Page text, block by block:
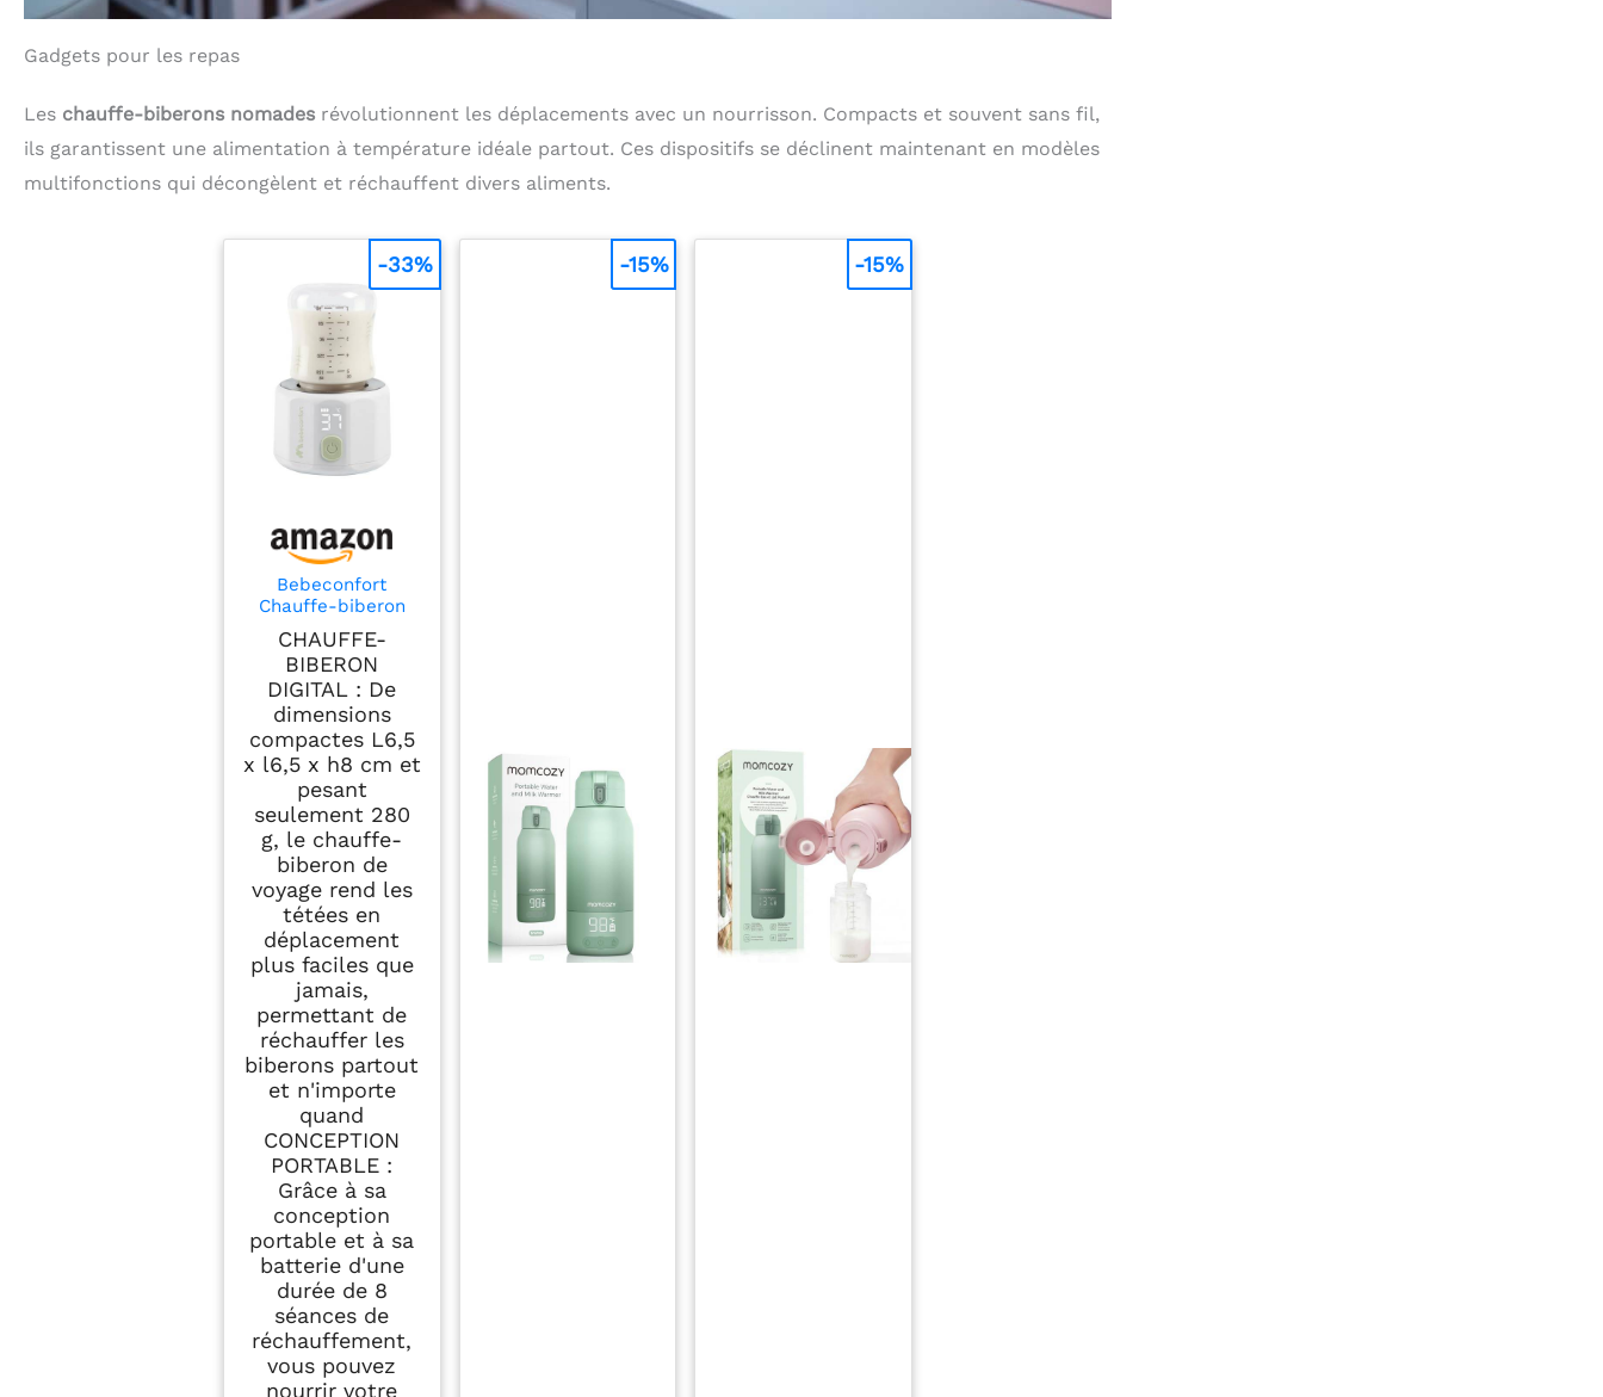
Gadgets pour les repas
Les chauffe-biberons nomades révolutionnent les déplacements avec un nourrisson. Compacts et souvent sans fil,
ils garantissent une alimentation à température idéale partout. Ces dispositifs se déclinent maintenant en modèles
multifonctions qui décongèlent et réchauffent divers aliments.
Bebeconfort
Chauffe-biberon
digital nomade,
Chauffe-biberon
portable pour bébé,
Compact L6,5 x l6,5
x h8 cm, Poids léger
(280 g), Écran
digital, Batterie
durable, Contrôle
de la température
CHAUFFE-
BIBERON
DIGITAL : De
dimensions
compactes L6,5
x l6,5 x h8 cm et
pesant
seulement 280
g, le chauffe-
biberon de
voyage rend les
tétées en
déplacement
plus faciles que
jamais,
permettant de
réchauffer les
biberons partout
et n'importe
quand
CONCEPTION
PORTABLE :
Grâce à sa
conception
portable et à sa
batterie d'une
durée de 8
séances de
réchauffement,
vous pouvez
nourrir votre
-33% -15% -15%